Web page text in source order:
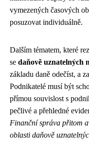
vymezených časových
posuzovat individuálně.
Dalším tématem, které
se daňově uznatelných
základu daně odečíst, a
Podnikatelé musí být
přímou souvislost s
pečlivé a přehledné
Finanční správa přitom
oblasti daňově